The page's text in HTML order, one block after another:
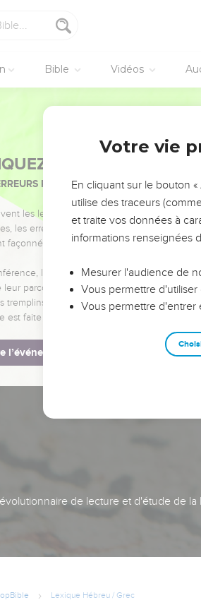
Bible Vidéos
PAS L’ÉVÉNEMENT
POUVAIENT VOUS ÉVITER LES
les leaders pour leurs réussites, leur
les erreurs et les saisons difficiles qu'ils ont
façonnés.
leaders, entrepreneurs, et
leur parcours et les clés pour avancer avec
tremplins. Que vous guidiez un ministère,
est faite pour vous.
l’événement
de lecture et d'étude de
Lexique Hébreu / Grec
Votre vie
En cliquant sur le bouton
utilise des traceurs
et traite vos données à
informations renseignées
Mesurer l'audience de
Vous permettre
Vous permettre d'entrer